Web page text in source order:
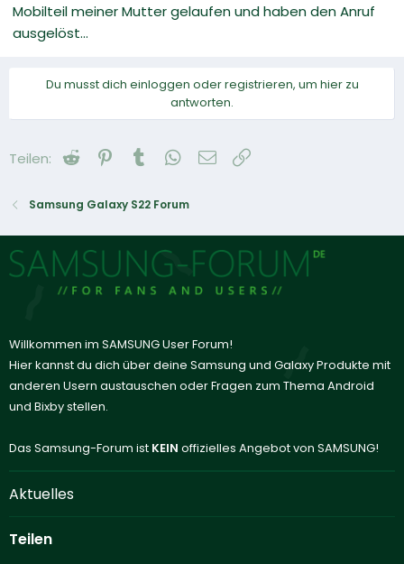
Mobilteil meiner Mutter gelaufen und haben den Anruf
ausgelöst...
Du musst dich einloggen oder registrieren, um hier zu
antworten.
Teilen: Reddit Pinterest
Tumblr WhatsApp
E-Mail
Samsung Galaxy S22 Forum
Willkommen im SAMSUNG User Forum!
Hier kannst du dich über deine Samsung und Galaxy Produkte mit
anderen Usern austauschen oder Fragen zum Thema Android
und Bixby stellen.
Das Samsung-Forum ist KEIN offizielles Angebot von SAMSUNG!
Aktuelles
Teilen